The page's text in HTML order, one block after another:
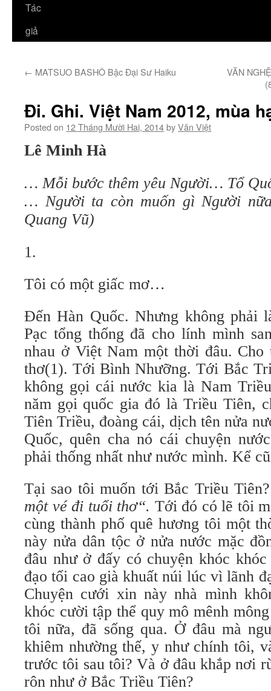
Tác
giả
← MATSUO BASHÔ Bậc Đại Sư Haiku
VĂN
Đi. Ghi. Việt Nam 2012, mùa
Posted on 12 Tháng Mười Hai, 2014byVăn Việt
Lê Minh Hà
… Mỗi bước thêm yêu Người… Tổ
… Người ta còn muốn gì Người
Quang Vũ)
1.
Tôi có một giấc mơ…
Đến Hàn Quốc. Nhưng không phải
Pạc tổng thống đã cho lính mình
nhau ở Việt Nam một thời đâu.
thơ(1). Tới Bình Nhưỡng. Tới Bắc
không gọi cái nước kia là Nam
năm gọi quốc gia đó là Triều Tiên,
Tiên Triều, đoàng cái, dịch tên nửa
Quốc, quên cha nó cái chuyện
phải thống nhất như nước mình. Kể
Tại sao tôi muốn tới Bắc Triều
một vé đi tuổi thơ“. Tới đó có lẽ tôi
cùng thành phố quê hương tôi một
này nửa dân tộc ở nửa nước mặc
đâu như ở đấy có chuyện khóc
đạo tối cao già khuất núi lúc vì lãnh
Chuyện cưới xin này nhà mình
khóc cười tập thể quy mô mênh
tôi nữa, đã sống qua. Ở đâu mà
khiêm nhường thế, y như chính tôi,
trước tôi sau tôi? Và ở đâu khắp nơi
rôn như ở Bắc Triều Tiên?